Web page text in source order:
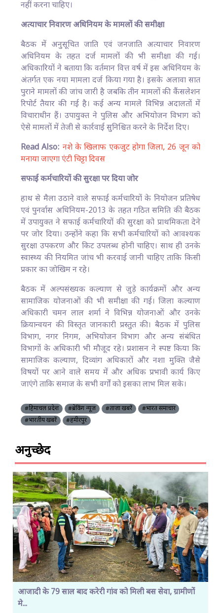
नहीं करना चाहिए।
अत्याचार निवारण अधिनियम के मामलों की समीक्षा
बैठक में अनुसूचित जाति एवं जनजाति अत्याचार निवारण
अधिनियम के तहत दर्ज मामलों की भी समीक्षा की गई।
अधिकारियों ने बताया कि वर्तमान वित्त वर्ष में इस अधिनियम के
अंतर्गत एक नया मामला दर्ज किया गया है। इसके अलावा सात
पुराने मामलों की जांच जारी है जबकि तीन मामलों की कैंसलेशन
रिपोर्ट तैयार की गई है। कई अन्य मामले विभिन्न अदालतों में
विचाराधीन हैं। उपायुक्त ने पुलिस और अभियोजन विभाग को
ऐसे मामलों में तेजी से कार्रवाई सुनिश्चित करने के निर्देश दिए।
Read Also: नशे के खिलाफ एकजुट होगा जिला, 26 जून को
मनाया जाएगा एंटी चिट्टा दिवस
सफाई कर्मचारियों की सुरक्षा पर दिया जोर
हाथ से मैला उठाने वाले सफाई कर्मचारियों के नियोजन प्रतिषेध
एवं पुनर्वास अधिनियम-2013 के तहत गठित समिति की बैठक
में उपायुक्त ने सफाई कर्मचारियों की सुरक्षा को प्राथमिकता देने
पर जोर दिया। उन्होंने कहा कि सभी कर्मचारियों को आवश्यक
सुरक्षा उपकरण और किट उपलब्ध होनी चाहिए। साथ ही उनके
स्वास्थ्य की नियमित जांच भी करवाई जानी चाहिए ताकि किसी
प्रकार का जोखिम न रहे।
बैठक में अल्पसंख्यक कल्याण से जुड़े कार्यक्रमों और अन्य
सामाजिक योजनाओं की भी समीक्षा की गई। जिला कल्याण
अधिकारी चमन लाल शर्मा ने विभिन्न योजनाओं और उनके
क्रियान्वयन की विस्तृत जानकारी प्रस्तुत की। बैठक में पुलिस
विभाग, नगर निगम, अभियोजन विभाग और अन्य संबंधित
विभागों के अधिकारी भी मौजूद रहे। प्रशासन ने स्पष्ट किया कि
सामाजिक कल्याण, दिव्यांग अधिकारों और नशा मुक्ति जैसे
विषयों पर आने वाले समय में और अधिक प्रभावी कार्य किए
जाएंगे ताकि समाज के सभी वर्गों को इसका लाभ मिल सके।
#हिमाचल प्रदेश #ब्रेकिंग न्यूज़ #ताज़ा खबरें
#भारत समाचार
#भारतीय खबरें
#हमीरपुर
अनुच्छेद
आजादी के 79 साल बाद करेरी गांव को मिली बस सेवा, ग्रामीणों
मे...